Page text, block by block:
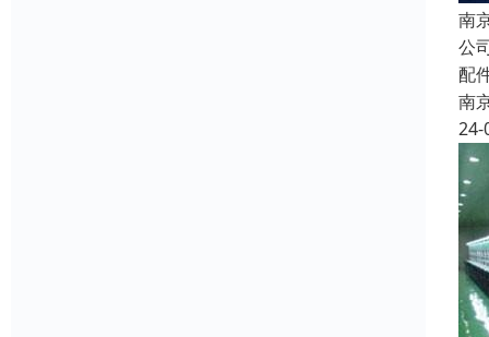
南
公
配
南
24-